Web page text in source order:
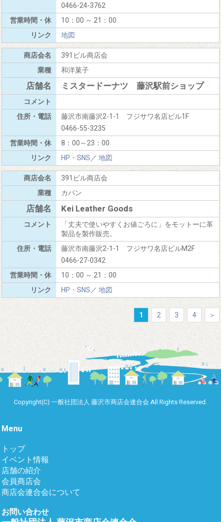
0466-24-3762
10：00 ～ 21：00
地図
391ビル商店会
和洋菓子
ミスタードーナツ 藤沢駅前ショップ
藤沢市南藤沢2-1-1 フジサワ名店ビル1F
0466-55-3235
8：00～23：00
HP・SNS／ 地図
391ビル商店会
カバン
Kei Leather Goods
「丈夫で使いやすくお値ごろに」をモットーに革
製品を製作販売。
藤沢市南藤沢2-1-1 フジサワ名店ビルM2F
0466-27-0342
10：00 ～ 21：00
HP・SNS／ 地図
1 2 3 4 ＞
Copyright(C) 一般社団法人 藤沢市商店会連合会 All Rights Reserved.
Menu
トップ
イベント情報
店舗の紹介
会員商店会
商店会連合会について
お問い合わせ